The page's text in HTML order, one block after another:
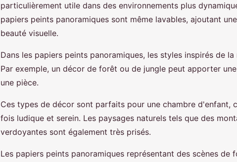
particulièrement utile dans des environnements plus
papiers peints panoramiques sont même lavables, ajoutant
beauté visuelle.
Dans les papiers peints panoramiques, les styles inspirés de
Par exemple, un décor de forêt ou de jungle peut apporter
une pièce.
Ces types de décor sont parfaits pour une chambre d'enfant,
fois ludique et serein. Les paysages naturels tels que des
verdoyantes sont également très prisés.
Les papiers peints panoramiques représentant des scènes de